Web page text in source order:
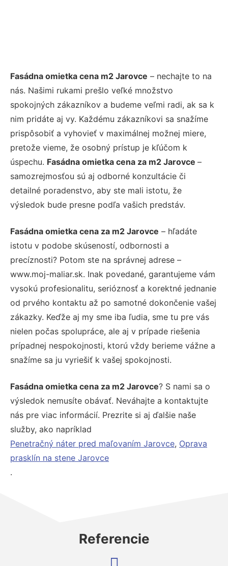
Fasádna omietka cena m2 Jarovce – nechajte to na
nás. Našimi rukami prešlo veľké množstvo
spokojných zákazníkov a budeme veľmi radi, ak sa k
nim pridáte aj vy. Každému zákazníkovi sa snažíme
prispôsobiť a vyhovieť v maximálnej možnej miere,
pretože vieme, že osobný prístup je kľúčom k
úspechu. Fasádna omietka cena za m2 Jarovce –
samozrejmosťou sú aj odborné konzultácie či
detailné poradenstvo, aby ste mali istotu, že
výsledok bude presne podľa vašich predstáv.
Fasádna omietka cena za m2 Jarovce – hľadáte
istotu v podobe skúseností, odbornosti a
precíznosti? Potom ste na správnej adrese –
www.moj-maliar.sk. Inak povedané, garantujeme vám
vysokú profesionalitu, serióznosť a korektné jednanie
od prvého kontaktu až po samotné dokončenie vašej
zákazky. Keďže aj my sme iba ľudia, sme tu pre vás
nielen počas spolupráce, ale aj v prípade riešenia
prípadnej nespokojnosti, ktorú vždy berieme vážne a
snažíme sa ju vyriešiť k vašej spokojnosti.
Fasádna omietka cena za m2 Jarovce? S nami sa o
výsledok nemusíte obávať. Neváhajte a kontaktujte
nás pre viac informácií. Prezrite si aj ďalšie naše
služby, ako napríklad
Penetračný náter pred maľovaním Jarovce, Oprava
prasklín na stene Jarovce
.
Referencie